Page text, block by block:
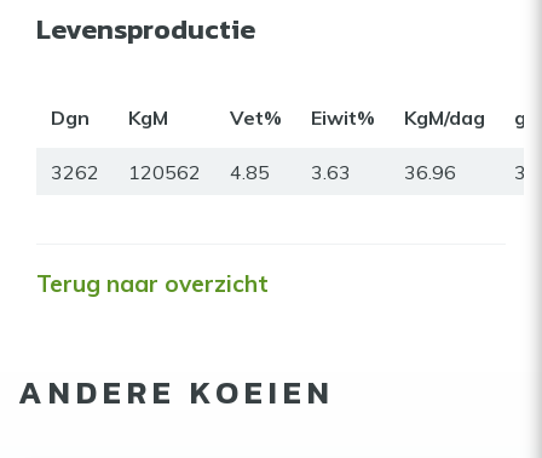
Levensproductie
Dgn KgM Vet% Eiwit% KgM/dag gr
3262 120562 4.85 3.63 36.96
Terug naar overzicht
ANDERE KOEIEN